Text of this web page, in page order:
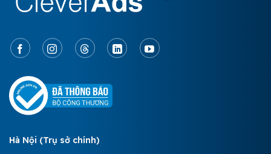
Hà Nội (Trụ sở chính)